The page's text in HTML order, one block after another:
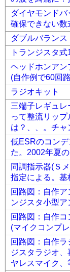
ダイヤモンド
確保できない数
ダブルバラン
トランジスタ
ヘッドホンア
(自作例で60回
ラジオキット
三端子レギュ
って整流リッ
は？、、。チャ
低ESRのコン
た。2002年夏の
同調指示器(Ｓ
指定による。基
回路図：自作
ンジスタ小型ア
回路図：自作
(マイクコンプレ
回路図：自作
ジスタラジオ
ヤレスマイク